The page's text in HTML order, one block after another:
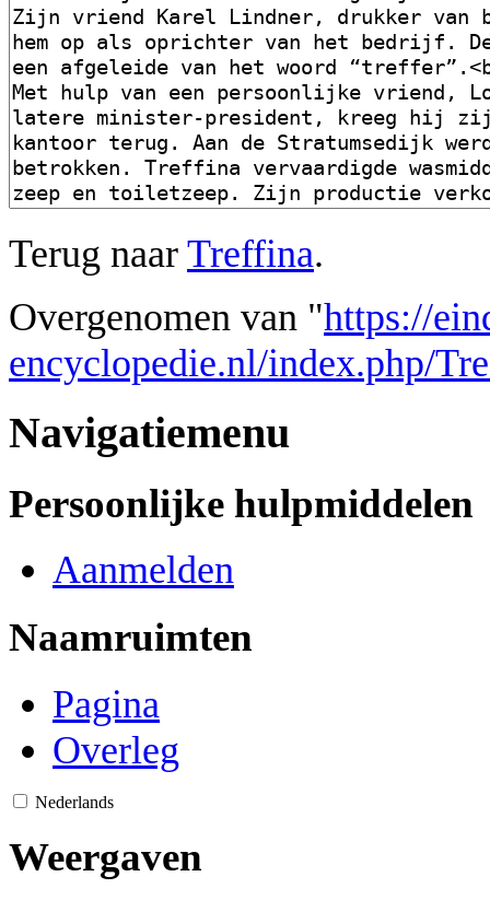
Terug naar Treffina.
Overgenomen van "https://
encyclopedie.nl/index.php/
Navigatiemenu
Persoonlijke hulpmiddelen
Aanmelden
Naamruimten
Pagina
Overleg
Nederlands
Weergaven